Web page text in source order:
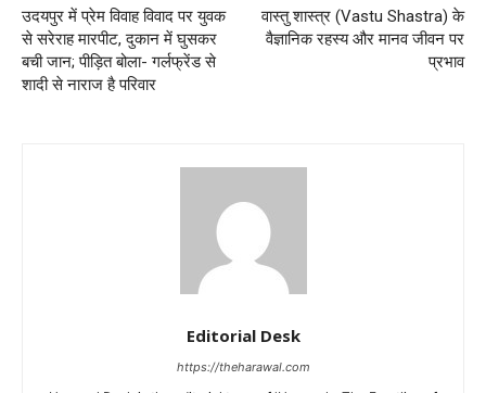
उदयपुर में प्रेम विवाह विवाद पर युवक
से सरेराह मारपीट, दुकान में घुसकर
बची जान; पीड़ित बोला- गर्लफ्रेंड से
शादी से नाराज है परिवार
वास्तु शास्त्र (Vastu Shastra) के
वैज्ञानिक रहस्य और मानव जीवन पर
प्रभाव
Editorial Desk
https://theharawal.com